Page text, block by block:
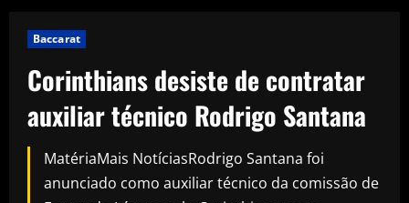
Baccarat
Corinthians desiste de contratar
auxiliar técnico Rodrigo Santana
MatériaMais NotíciasRodrigo Santana foi
anunciado como auxiliar técnico da comissão de